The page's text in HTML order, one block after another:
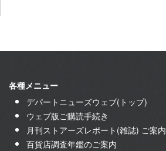
各種メニュー
デパートニューズウェブ(トップ)
ウェブ版ご購読手続き
月刊ストアーズレポート(雑誌) ご案内
百貨店調査年鑑のご案内